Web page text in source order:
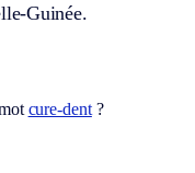
Guinée.
cure-dent?